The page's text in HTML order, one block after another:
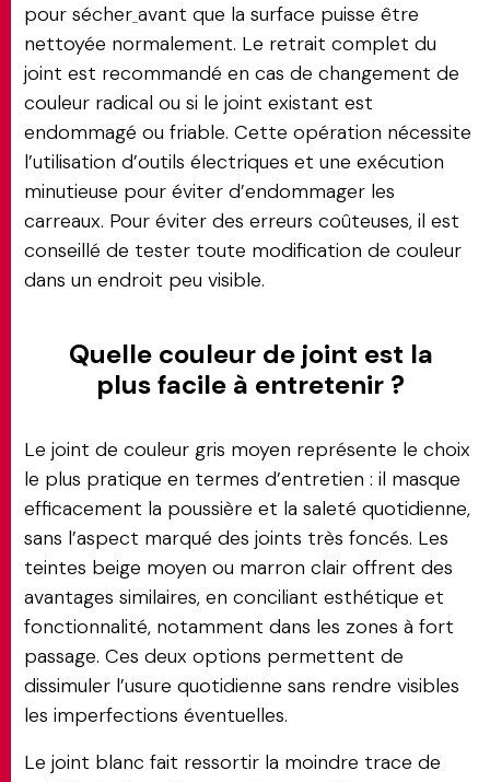
pour sécher avant que la surface puisse être
nettoyée normalement. Le retrait complet du
joint est recommandé en cas de changement de
couleur radical ou si le joint existant est
endommagé ou friable. Cette opération nécessite
l’utilisation d’outils électriques et une exécution
minutieuse pour éviter d’endommager les
carreaux. Pour éviter des erreurs coûteuses, il est
conseillé de tester toute modification de couleur
dans un endroit peu visible.
Quelle couleur de joint est la
plus facile à entretenir ?
Le joint de couleur gris moyen représente le choix
le plus pratique en termes d’entretien : il masque
efficacement la poussière et la saleté quotidienne,
sans l’aspect marqué des joints très foncés. Les
teintes beige moyen ou marron clair offrent des
avantages similaires, en conciliant esthétique et
fonctionnalité, notamment dans les zones à fort
passage. Ces deux options permettent de
dissimuler l’usure quotidienne sans rendre visibles
les imperfections éventuelles.
Le joint blanc fait ressortir la moindre trace de